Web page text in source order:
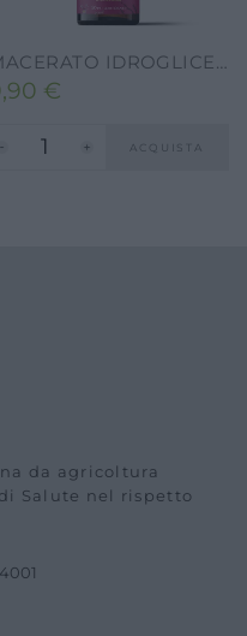
MACERATO IDROGLICEROALCOLICO BIOLOGICO ROSA CANINA-50ML-ALCOOL 30% VOL
€
ACQUISTA
da agricoltura
Salute nel rispetto